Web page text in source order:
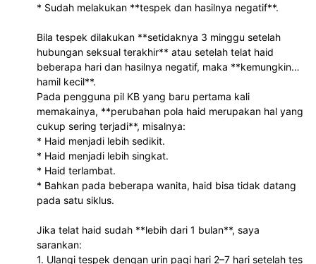
* Sudah melakukan **tespek dan hasilnya negatif**.
Bila tespek dilakukan **setidaknya 3 minggu setelah
hubungan seksual terakhir** atau setelah telat haid
beberapa hari dan hasilnya negatif, maka **kemungkinan
hamil kecil**.
Pada pengguna pil KB yang baru pertama kali
memakainya, **perubahan pola haid merupakan hal yang
cukup sering terjadi**, misalnya:
* Haid menjadi lebih sedikit.
* Haid menjadi lebih singkat.
* Haid terlambat.
* Bahkan pada beberapa wanita, haid bisa tidak datang
pada satu siklus.
Jika telat haid sudah **lebih dari 1 bulan**, saya
sarankan:
1. Ulangi tespek dengan urin pagi hari 2–7 hari setelah tes